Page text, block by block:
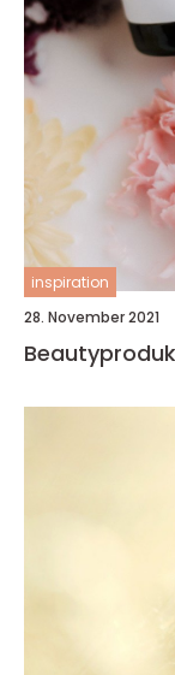
inspiration
28. November 2021